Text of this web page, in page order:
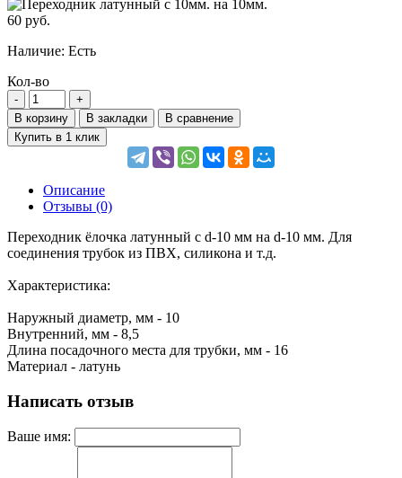
60 руб.
Наличие: Есть
Кол-во
В корзину В закладки
В сравнение
Купить в 1 клик
Описание
Отзывы (0)
Переходник ёлочка латунный с d-10 мм на d-10 мм. Для
соединения трубок из ПВХ, силикона и т.д.
Характеристика:
Наружный диаметр, мм - 10
Внутренний, мм - 8,5
Длина посадочного места для трубки, мм - 16
Материал - латунь
Написать отзыв
Ваше имя: